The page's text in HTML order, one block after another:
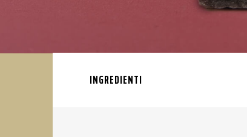
INGREDIENTI